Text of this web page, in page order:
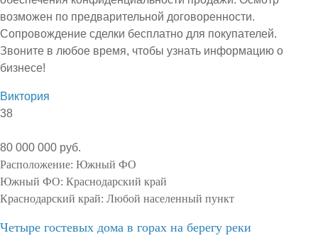
возможен по предварительной договоренности.
Сопровождение сделки бесплатно для покупателей.
Звоните в любое время, чтобы узнать информацию о
бизнесе!
Виктория
38
80 000 000 руб.
Расположение: Южный ФО
Южный ФО: Краснодарский край
Краснодарский край: Любой населенный пункт
Четыре гостевых дома в горах на берегу реки